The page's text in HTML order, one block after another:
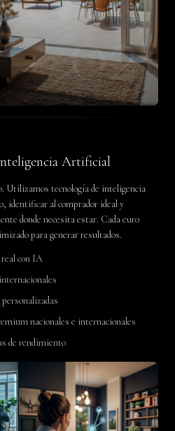
02
Artificial
Utilizamos tecnología de inteligencia
identificar al comprador ideal y
donde necesita estar. Cada euro
para generar resultados.
con IA
nacionales e internacionales
de rendimiento